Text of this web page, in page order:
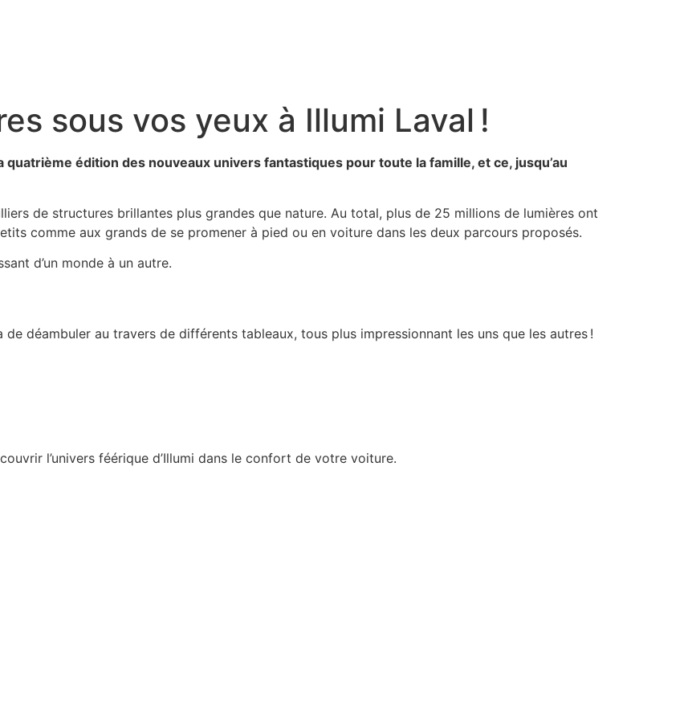
sous vos yeux à Illumi Laval !
édition des nouveaux univers fantastiques pour toute la famille, et ce, jusqu’au
de structures brillantes plus grandes que nature. Au total, plus de 25 millions de lumières ont
comme aux grands de se promener à pied ou en voiture dans les deux parcours proposés.
d’un monde à un autre.
déambuler au travers de différents tableaux, tous plus impressionnant les uns que les autres !
l’univers féérique d’Illumi dans le confort de votre voiture.